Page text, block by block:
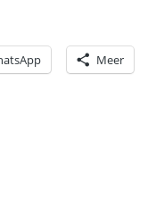
Meer